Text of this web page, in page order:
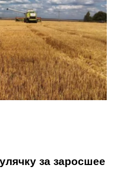
за заросшее